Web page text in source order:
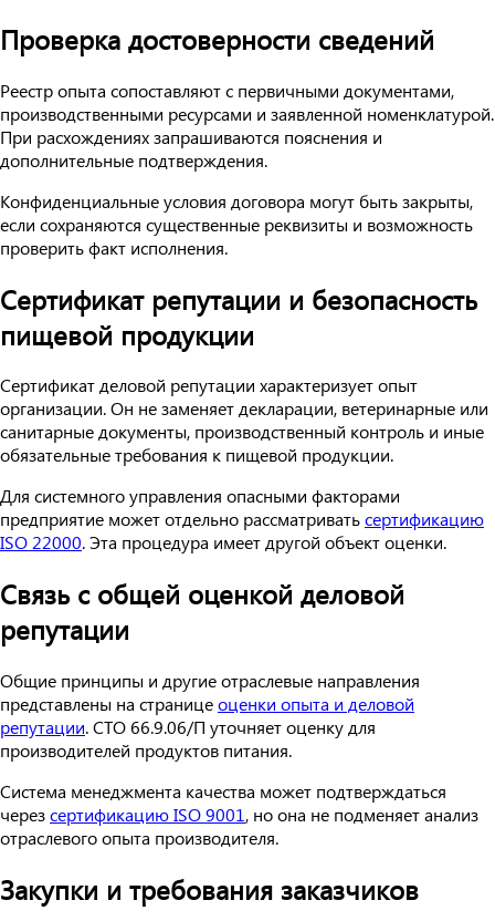
Проверка достоверности сведений
Реестр опыта сопоставляют с первичными документами,
производственными ресурсами и заявленной номенклатурой.
При расхождениях запрашиваются пояснения и
дополнительные подтверждения.
Конфиденциальные условия договора могут быть закрыты,
если сохраняются существенные реквизиты и возможность
проверить факт исполнения.
Сертификат репутации и безопасность
пищевой продукции
Сертификат деловой репутации характеризует опыт
организации. Он не заменяет декларации, ветеринарные или
санитарные документы, производственный контроль и иные
обязательные требования к пищевой продукции.
Для системного управления опасными факторами
предприятие может отдельно рассматриватьсертификацию
ISO 22000. Эта процедура имеет другой объект оценки.
Связь с общей оценкой деловой
репутации
Общие принципы и другие отраслевые направления
представлены на страницеоценки опыта и деловой
репутации. СТО 66.9.06/П уточняет оценку для
производителей продуктов питания.
Система менеджмента качества может подтверждаться
черезсертификацию ISO 9001, но она не подменяет анализ
отраслевого опыта производителя.
Закупки и требования заказчиков